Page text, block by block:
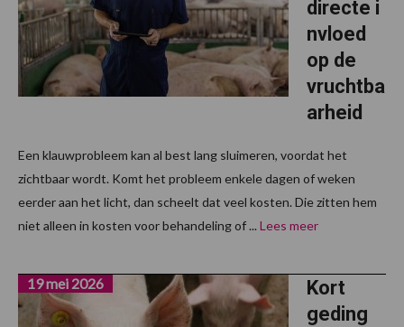
directe i
nvloed
op de
vruchtba
arheid
Een klauwprobleem kan al best lang sluimeren, voordat het
zichtbaar wordt. Komt het probleem enkele dagen of weken
eerder aan het licht, dan scheelt dat veel kosten. Die zitten hem
niet alleen in kosten voor behandeling of ... Lees meer
Kort
geding
19 mei 2026